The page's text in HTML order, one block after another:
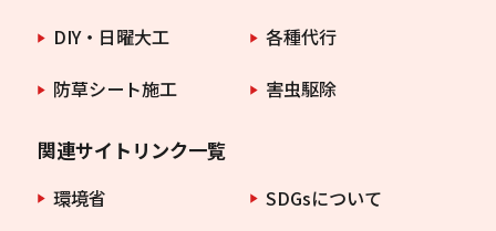
DIY・日曜大工
各種代行
防草シート施工
害虫駆除
関連サイトリンク一覧
環境省
SDGsについて